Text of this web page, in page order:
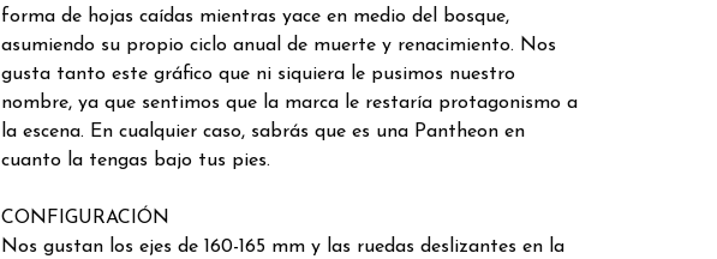
forma de hojas caídas mientras yace en medio del bosque,
asumiendo su propio ciclo anual de muerte y renacimiento. Nos
gusta tanto este gráfico que ni siquiera le pusimos nuestro
nombre, ya que sentimos que la marca le restaría protagonismo a
la escena. En cualquier caso, sabrás que es una Pantheon en
cuanto la tengas bajo tus pies.
CONFIGURACIÓN
Nos gustan los ejes de 160-165 mm y las ruedas deslizantes en la